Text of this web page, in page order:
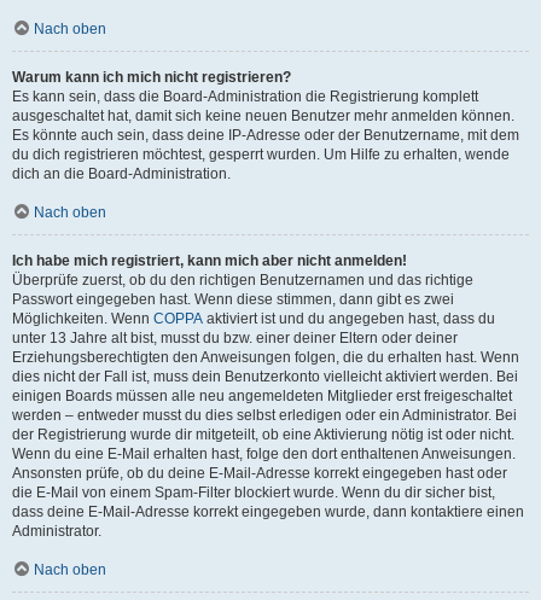
Nach oben
Warum kann ich mich nicht registrieren?
Es kann sein, dass die Board-Administration die Registrierung komplett
ausgeschaltet hat, damit sich keine neuen Benutzer mehr anmelden können.
Es könnte auch sein, dass deine IP-Adresse oder der Benutzername, mit dem
du dich registrieren möchtest, gesperrt wurden. Um Hilfe zu erhalten, wende
dich an die Board-Administration.
Nach oben
Ich habe mich registriert, kann mich aber nicht anmelden!
Überprüfe zuerst, ob du den richtigen Benutzernamen und das richtige
Passwort eingegeben hast. Wenn diese stimmen, dann gibt es zwei
Möglichkeiten. Wenn COPPA aktiviert ist und du angegeben hast, dass du
unter 13 Jahre alt bist, musst du bzw. einer deiner Eltern oder deiner
Erziehungsberechtigten den Anweisungen folgen, die du erhalten hast. Wenn
dies nicht der Fall ist, muss dein Benutzerkonto vielleicht aktiviert werden. Bei
einigen Boards müssen alle neu angemeldeten Mitglieder erst freigeschaltet
werden – entweder musst du dies selbst erledigen oder ein Administrator. Bei
der Registrierung wurde dir mitgeteilt, ob eine Aktivierung nötig ist oder nicht.
Wenn du eine E-Mail erhalten hast, folge den dort enthaltenen Anweisungen.
Ansonsten prüfe, ob du deine E-Mail-Adresse korrekt eingegeben hast oder
die E-Mail von einem Spam-Filter blockiert wurde. Wenn du dir sicher bist,
dass deine E-Mail-Adresse korrekt eingegeben wurde, dann kontaktiere einen
Administrator.
Nach oben